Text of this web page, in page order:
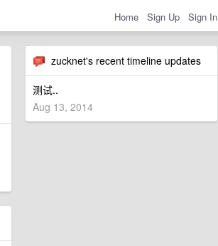
Home Sign Up Sign In
zucknet's recent timeline updates
测试..
Aug 13, 2014